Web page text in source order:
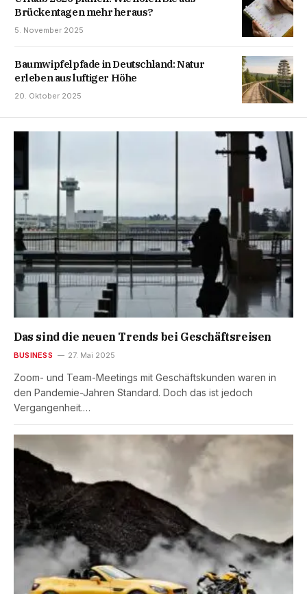
Brückentagen mehr heraus?
5. November 2025
Baumwipfelpfade in Deutschland: Natur
erleben aus luftiger Höhe
20. Oktober 2025
Das sind die neuen Trends bei Geschäftsreisen
BUSINESS 27. Mai 2025
Zoom- und Team-Meetings mit Geschäftskunden waren in
den Pandemie-Jahren Standard. Doch das ist jedoch
Vergangenheit.…